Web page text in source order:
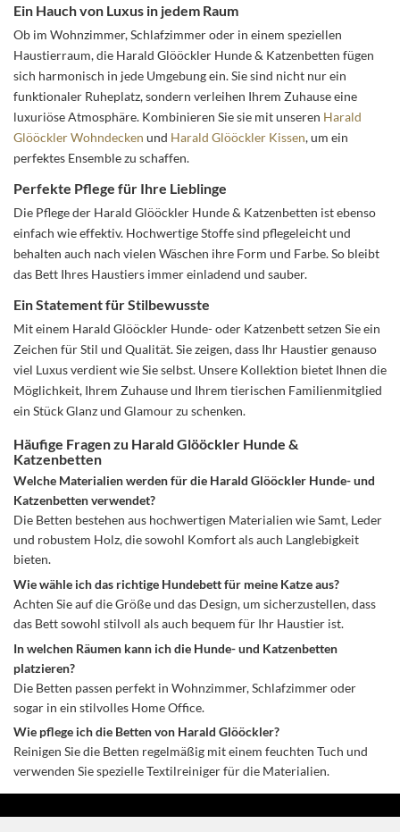
Ein Hauch von Luxus in jedem Raum
Ob im Wohnzimmer, Schlafzimmer oder in einem speziellen
Haustierraum, die Harald Glööckler Hunde & Katzenbetten fügen
sich harmonisch in jede Umgebung ein. Sie sind nicht nur ein
funktionaler Ruheplatz, sondern verleihen Ihrem Zuhause eine
luxuriöse Atmosphäre. Kombinieren Sie sie mit unseren Harald
Glööckler Wohndecken und Harald Glööckler Kissen, um ein
perfektes Ensemble zu schaffen.
Perfekte Pflege für Ihre Lieblinge
Die Pflege der Harald Glööckler Hunde & Katzenbetten ist ebenso
einfach wie effektiv. Hochwertige Stoffe sind pflegeleicht und
behalten auch nach vielen Wäschen ihre Form und Farbe. So bleibt
das Bett Ihres Haustiers immer einladend und sauber.
Ein Statement für Stilbewusste
Mit einem Harald Glööckler Hunde- oder Katzenbett setzen Sie ein
Zeichen für Stil und Qualität. Sie zeigen, dass Ihr Haustier genauso
viel Luxus verdient wie Sie selbst. Unsere Kollektion bietet Ihnen die
Möglichkeit, Ihrem Zuhause und Ihrem tierischen Familienmitglied
ein Stück Glanz und Glamour zu schenken.
Häufige Fragen zu Harald Glööckler Hunde &
Katzenbetten
Welche Materialien werden für die Harald Glööckler Hunde- und
Katzenbetten verwendet?
Die Betten bestehen aus hochwertigen Materialien wie Samt, Leder
und robustem Holz, die sowohl Komfort als auch Langlebigkeit
bieten.
Wie wähle ich das richtige Hundebett für meine Katze aus?
Achten Sie auf die Größe und das Design, um sicherzustellen, dass
das Bett sowohl stilvoll als auch bequem für Ihr Haustier ist.
In welchen Räumen kann ich die Hunde- und Katzenbetten
platzieren?
Die Betten passen perfekt in Wohnzimmer, Schlafzimmer oder
sogar in ein stilvolles Home Office.
Wie pflege ich die Betten von Harald Glööckler?
Reinigen Sie die Betten regelmäßig mit einem feuchten Tuch und
verwenden Sie spezielle Textilreiniger für die Materialien.